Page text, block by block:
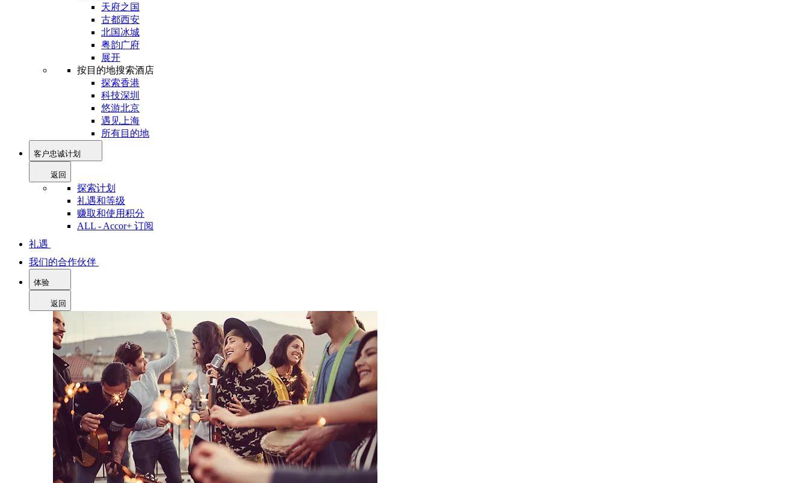
天府之国
古都西安
北国冰城
粤韵广府
展开
按目的地搜索酒店
探索香港
科技深圳
悠游北京
遇见上海
所有目的地
客户忠诚计划
返回
探索计划
礼遇和等级
赚取和使用积分
ALL - Accor+ 订阅
礼遇
我们的合作伙伴
体验
返回